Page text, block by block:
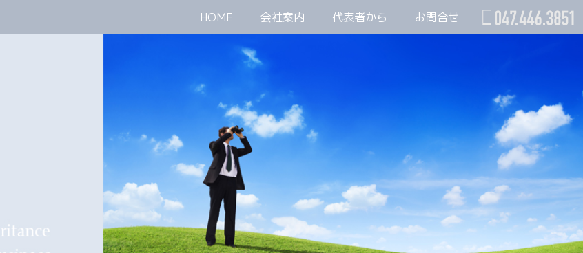
HOME 会社案内 代表者から お問合せ